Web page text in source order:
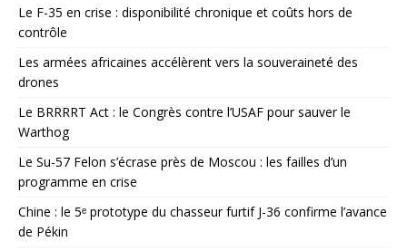
Le F-35 en crise : disponibilité chronique et coûts hors de
contrôle
Les armées africaines accélèrent vers la souveraineté des
drones
Le BRRRRT Act : le Congrès contre l’USAF pour sauver le
Warthog
Le Su-57 Felon s’écrase près de Moscou : les failles d’un
programme en crise
Chine : le 5ᵉ prototype du chasseur furtif J-36 confirme l’avance
de Pékin